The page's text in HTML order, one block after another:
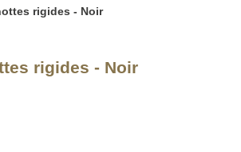
rigides - Noir
rigides - Noir